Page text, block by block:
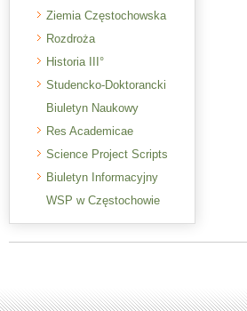
Ziemia Częstochowska
Rozdroża
Historia III°
Studencko-Doktorancki
Biuletyn Naukowy
Res Academicae
Science Project Scripts
Biuletyn Informacyjny
WSP w Częstochowie